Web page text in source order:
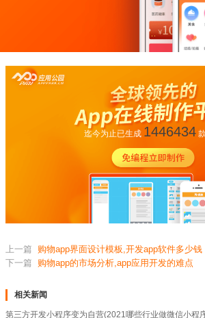
迄今为止已生成 1446434
上一篇
购物app界面设计模板,开发app软件多少钱
下一篇
购物app的市场分析,app应用开发的难点
相关新闻
第三方开发小程序变为自营(2021哪些行业做微信小程